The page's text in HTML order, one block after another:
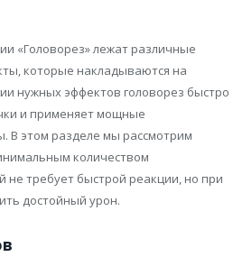
«Головорез» лежат различные
которые накладываются на
нужных эффектов головорез быстро
и применяет мощные
этом разделе мы рассмотрим
количеством
не требует быстрой реакции, но при
достойный урон.